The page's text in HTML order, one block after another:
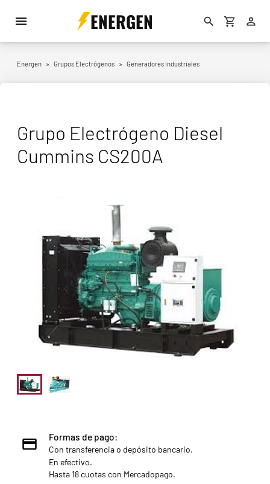
ENERGEN
Energen » Grupos Electrógenos » Generadores Industriales
Grupo Electrógeno Diesel
Cummins CS200A
Formas de pago:
Con transferencia o depósito bancario.
En efectivo.
Hasta 18 cuotas con Mercadopago.